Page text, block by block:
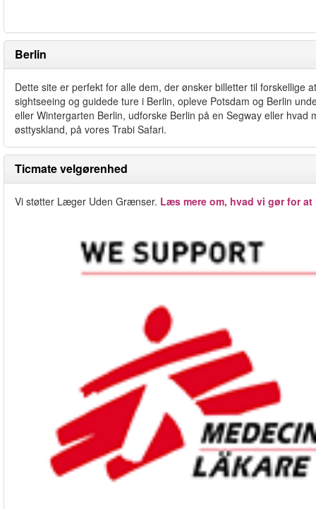
Berlin
Dette site er perfekt for alle dem, der ønsker billetter til forskellige
sightseeing og guidede ture i Berlin, opleve Potsdam og Berlin
eller Wintergarten Berlin, udforske Berlin på en Segway eller
østtyskland, på vores Trabi Safari.
Ticmate velgørenhed
Vi støtter Læger Uden Grænser. Læs mere om, hvad vi gør for